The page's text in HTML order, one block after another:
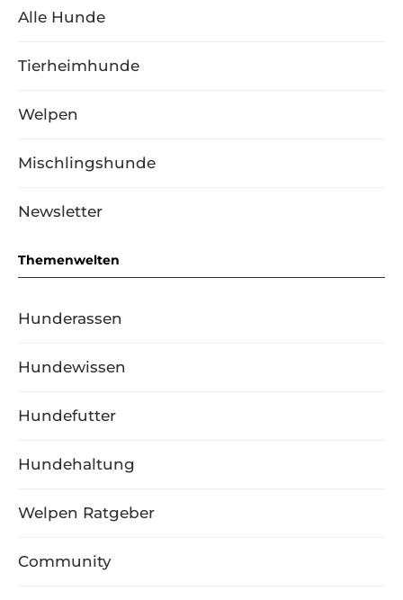
Alle Hunde
Tierheimhunde
Welpen
Mischlingshunde
Newsletter
Themenwelten
Hunderassen
Hundewissen
Hundefutter
Hundehaltung
Welpen Ratgeber
Community